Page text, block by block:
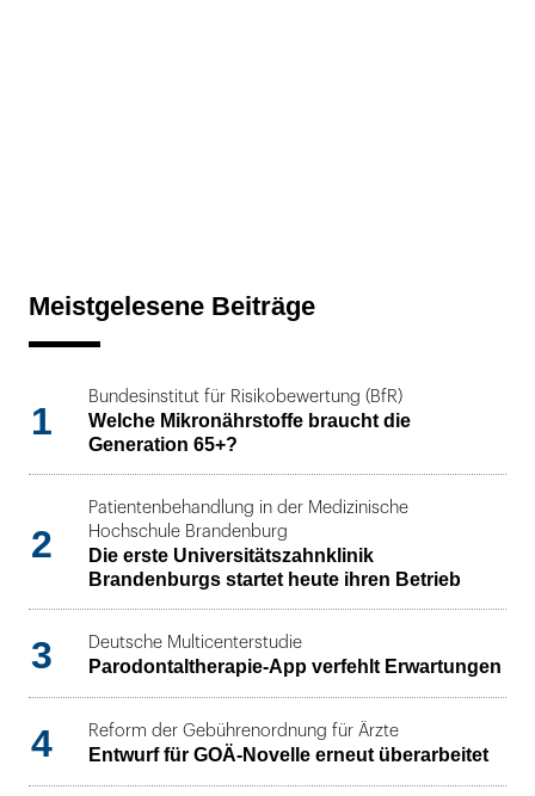
Meistgelesene Beiträge
1
Bundesinstitut für Risikobewertung (BfR)
Welche Mikronährstoffe braucht die
Generation 65+?
2
Patientenbehandlung in der Medizinische
Hochschule Brandenburg
Die erste Universitätszahnklinik
Brandenburgs startet heute ihren Betrieb
3 Deutsche Multicenterstudie
Parodontaltherapie-App verfehlt Erwartungen
4 Reform der Gebührenordnung für Ärzte
Entwurf für GOÄ-Novelle erneut überarbeitet